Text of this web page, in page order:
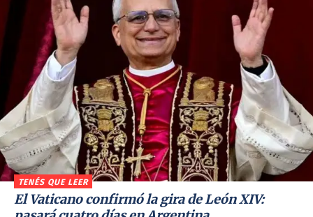
TENÉS QUE LEER
El Vaticano confirmó la gira de León XIV: